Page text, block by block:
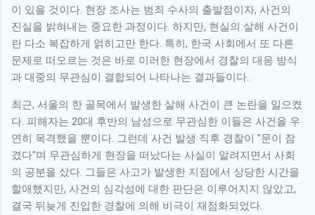
이 있을 것이다. 현장 조사는 범죄 수사의 출발점이자, 사건의
진실을 밝혀내는 중요한 과정이다. 하지만, 현실의 살해 사건이
란 다소 복잡하게 얽히고만 한다. 특히, 한국 사회에서 또 다른
문제로 떠오르는 것은 바로 이러한 현장에서 경찰의 대응 방식
과 대중의 무관심이 결합되어 나타나는 결과들이다.
최근, 서울의 한 골목에서 발생한 살해 사건이 큰 논란을 일으켰
다. 피해자는 20대 후반의 남성으로 무관심한 이들은 사건을 우
연히 목격했을 뿐이다. 그런데 사건 발생 직후 경찰이 "문이 잠
겼다"며 무관심하게 현장을 떠났다는 사실이 알려지면서 사회
의 공분을 샀다. 그들은 사고가 발생한 지점에서 상당한 시간을
할애했지만, 사건의 심각성에 대한 판단은 이루어지지 않았고,
결국 뒤늦게 진입한 경찰에 의해 비극이 재점화되었다.